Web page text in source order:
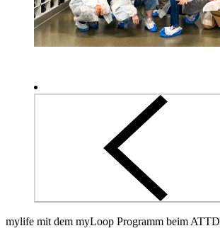
mylife mit dem myLoop Programm beim ATTD